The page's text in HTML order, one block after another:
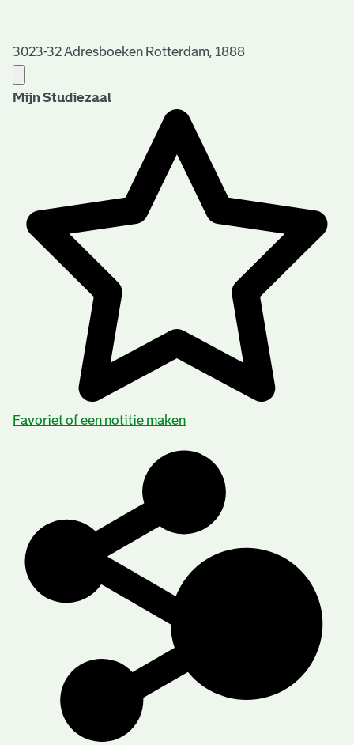
3023-32 Adresboeken Rotterdam, 1888
Mijn Studiezaal
Favoriet of een notitie maken